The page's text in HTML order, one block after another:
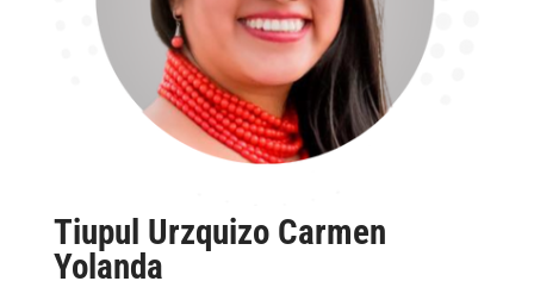
Tiupul Urzquizo Carmen
Yolanda